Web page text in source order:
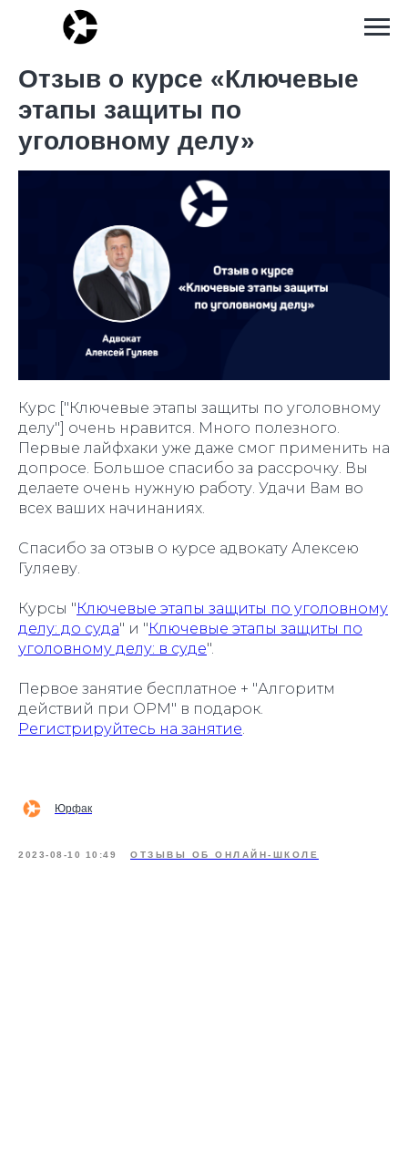
Отзыв о курсе «Ключевые
этапы защиты по
уголовному делу»
Курс ["Ключевые этапы защиты по уголовному
делу"] очень нравится. Много полезного.
Первые лайфхаки уже даже смог применить на
допросе. Большое спасибо за рассрочку. Вы
делаете очень нужную работу. Удачи Вам во
всех ваших начинаниях.
Спасибо за отзыв о курсе адвокату Алексею
Гуляеву.
Курсы "Ключевые этапы защиты по уголовному
делу: до суда" и "Ключевые этапы защиты по
уголовному делу: в суде".
Первое занятие бесплатное + "Алгоритм
действий при ОРМ" в подарок.
Регистрируйтесь на занятие
Юрфак
2023-08-10 10:49 ОТЗЫВЫ ОБ ОНЛАЙН-ШКОЛЕ